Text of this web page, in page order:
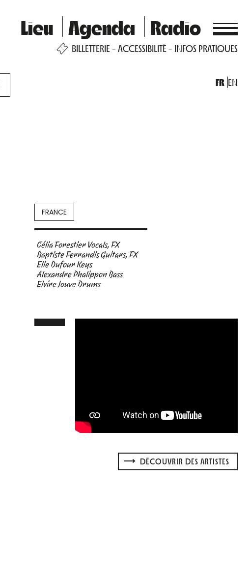
Lieu Agenda Radio
BILLETTERIE ACCESSIBILITÉ INFOS PRATIQUES
FR EN
FRANCE
Célia Forestier Vocals, FX
Baptiste Ferrandis Guitars, FX
Elie Dufour Keys
Alexandre Phalippon Bass
Elvire Jouve Drums
DÉCOUVRIR DES ARTISTES